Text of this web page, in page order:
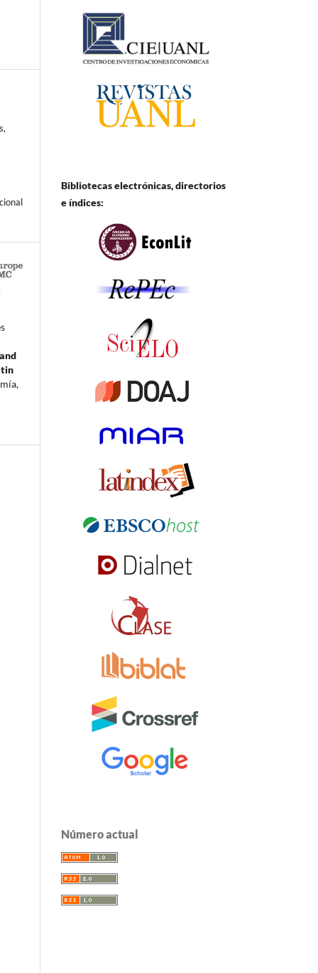
Bibliotecas electrónicas, directorios
e índices:
Número actual